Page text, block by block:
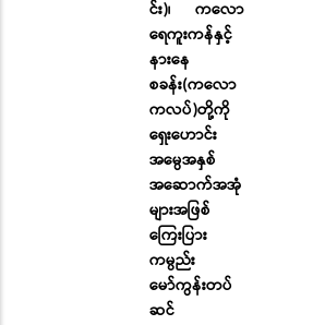
င်း)၊ ကလော
ရေကူးကန်နှင့်
နားနေ
စခန်း(ကလော
ကလပ်)တို့ကို
ရှေးဟောင်း
အမွေအနှစ်
အဆောက်အအုံ
များအဖြစ်
ကြေးပြား
ကမ္ပည်း
မော်ကွန်းတပ်
ဆင်